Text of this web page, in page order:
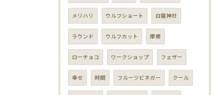
メリハリ ウルフショート 白龍神社
ラウンド ウルフカット 摩擦
ローチョコ ワークショップ フェザー
幸せ 時間 フルーツビネガー クール